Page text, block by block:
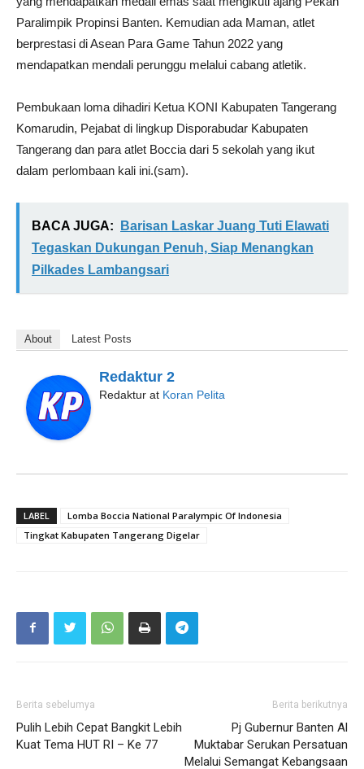
Paralimpik Propinsi Banten. Kemudian ada Maman, atlet
berprestasi di Asean Para Game Tahun 2022 yang
mendapatkan mendali perunggu melalui cabang atletik.
Pembukaan loma dihadiri Ketua KONI Kabupaten Tangerang
Komarudin, Pejabat di lingkup Disporabudar Kabupaten
Tangerang dan para atlet Boccia dari 5 sekolah yang ikut
dalam perlombaan kali ini.(sam).
BACA JUGA:
Barisan Laskar Juang Tuti Elawati
Tegaskan Dukungan Penuh, Siap Menangkan
Pilkades Lambangsari
About Latest Posts
Redaktur 2
Redaktur at Koran Pelita
LABEL
Lomba Boccia National Paralympic Of Indonesia
Tingkat Kabupaten Tangerang Digelar
Berita sebelumya
Pulih Lebih Cepat Bangkit Lebih
Kuat Tema HUT RI – Ke 77
Berita berikutnya
Pj Gubernur Banten Al
Muktabar Serukan Persatuan
Melalui Semangat Kebangsaan